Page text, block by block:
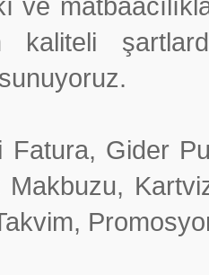
kaliteli
Fatura, Gider